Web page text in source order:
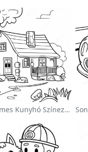
Kényelmes Kunyhó Színezőlap